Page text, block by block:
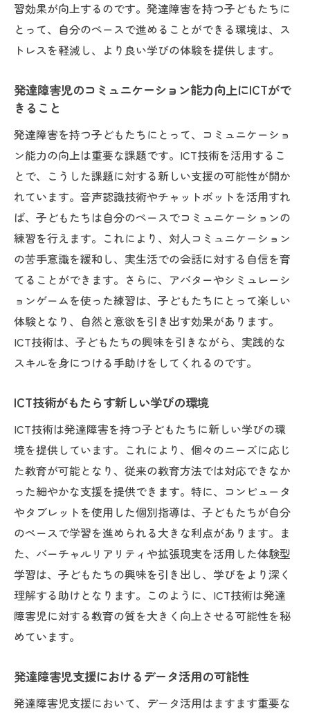
ストレス管理をサポートするリラクゼーシ
ョン技術
発達障害児の適応力を伸ばすための環境設
発達障害児の自信を育む新しい教育方法の役割
ックの活用
自己評価能力を高める教育法
成功体験を増やすためのカリキュラム設計
創造性を引き出すアクティブラーニング手
法
発達障害児の自己表現を促進するアートセ
ラピー
自信を持てる環境の構築とその重要性
社会参加を可能にする発達障害支援の未来
発達障害児の社会参加を促進するための政
策
インクルーシブ教育の実践とその効果
社会的障壁を克服するための啓発活動
発達障害児のためのボランティア活動の推
進
未来を見据えた発達障害支援の方向性
習効果が向上するのです。発達障害を持つ子どもたちに
とって、自分のペースで進めることができる環境は、ス
トレスを軽減し、より良い学びの体験を提供します。
発達障害児のコミュニケーション能力向上にICTがで
きること
発達障害を持つ子どもたちにとって、コミュニケーショ
ン能力の向上は重要な課題です。ICT技術を活用するこ
とで、こうした課題に対する新しい支援の可能性が開か
れています。音声認識技術やチャットボットを活用すれ
ば、子どもたちは自分のペースでコミュニケーションの
練習を行えます。これにより、対人コミュニケーション
の苦手意識を緩和し、実生活での会話に対する自信を育
てることができます。さらに、アバターやシミュレーシ
ョンゲームを使った練習は、子どもたちにとって楽しい
体験となり、自然と意欲を引き出す効果があります。
ICT技術は、子どもたちの興味を引きながら、実践的な
スキルを身につける手助けをしてくれるのです。
ICT技術がもたらす新しい学びの環境
ICT技術は発達障害を持つ子どもたちに新しい学びの環
境を提供しています。これにより、個々のニーズに応じ
た教育が可能となり、従来の教育方法では対応できなか
った細やかな支援を提供できます。特に、コンピュータ
やタブレットを使用した個別指導は、子どもたちが自分
のペースで学習を進められる大きな利点があります。ま
た、バーチャルリアリティや拡張現実を活用した体験型
学習は、子どもたちの興味を引き出し、学びをより深く
理解する助けとなります。このように、ICT技術は発達
障害児に対する教育の質を大きく向上させる可能性を秘
めています。
発達障害児支援におけるデータ活用の可能性
発達障害児支援において、データ活用はますます重要な